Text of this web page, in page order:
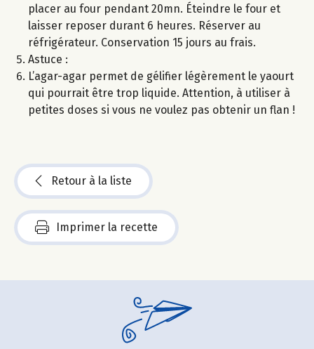
placer au four pendant 20mn. Éteindre le four et
laisser reposer durant 6 heures. Réserver au
réfrigérateur. Conservation 15 jours au frais.
Astuce :
L’agar-agar permet de gélifier légèrement le yaourt
qui pourrait être trop liquide. Attention, à utiliser à
petites doses si vous ne voulez pas obtenir un flan !
Retour à la liste
Imprimer la recette